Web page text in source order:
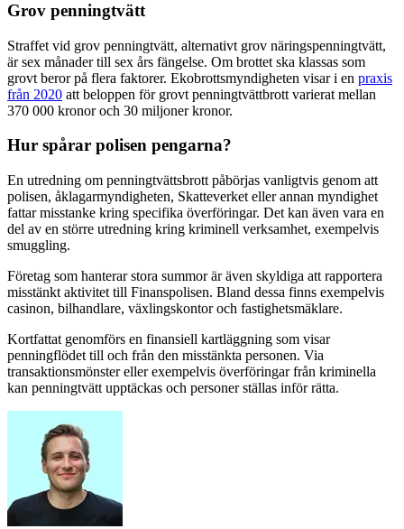
Grov penningtvätt
Straffet vid grov penningtvätt, alternativt grov näringspenningtvätt,
är sex månader till sex års fängelse. Om brottet ska klassas som
grovt beror på flera faktorer. Ekobrottsmyndigheten visar i en praxis
från 2020 att beloppen för grovt penningtvättbrott varierat mellan
370 000 kronor och 30 miljoner kronor.
Hur spårar polisen pengarna?
En utredning om penningtvättsbrott påbörjas vanligtvis genom att
polisen, åklagarmyndigheten, Skatteverket eller annan myndighet
fattar misstanke kring specifika överföringar. Det kan även vara en
del av en större utredning kring kriminell verksamhet, exempelvis
smuggling.
Företag som hanterar stora summor är även skyldiga att rapportera
misstänkt aktivitet till Finanspolisen. Bland dessa finns exempelvis
casinon, bilhandlare, växlingskontor och fastighetsmäklare.
Kortfattat genomförs en finansiell kartläggning som visar
penningflödet till och från den misstänkta personen. Via
transaktionsmönster eller exempelvis överföringar från kriminella
kan penningtvätt upptäckas och personer ställas inför rätta.